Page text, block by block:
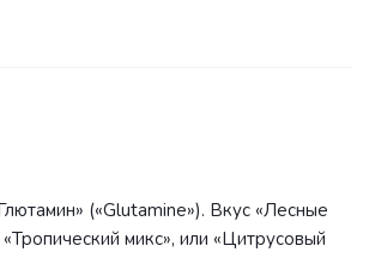
(«Glutamine»). Вкус «Лесные
микс», или «Цитрусовый